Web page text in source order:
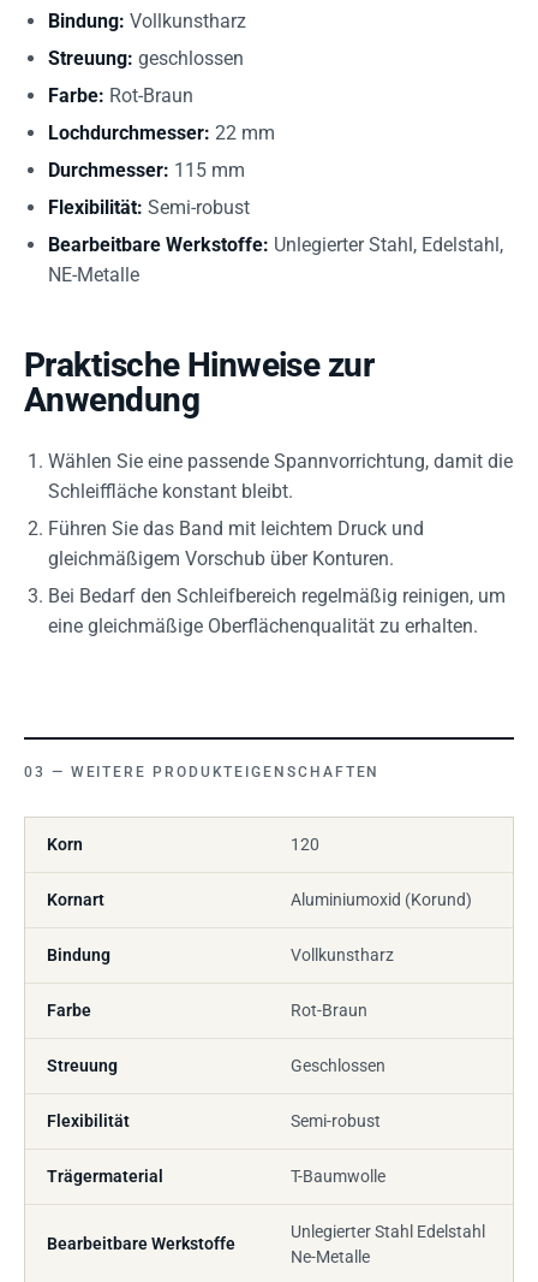
Bindung: Vollkunstharz
Streuung: geschlossen
Farbe: Rot-Braun
Lochdurchmesser: 22 mm
Durchmesser: 115 mm
Flexibilität: Semi-robust
Bearbeitbare Werkstoffe: Unlegierter Stahl, Edelstahl,
NE-Metalle
Praktische Hinweise zur
Anwendung
Wählen Sie eine passende Spannvorrichtung, damit die
Schleiffläche konstant bleibt.
Führen Sie das Band mit leichtem Druck und
gleichmäßigem Vorschub über Konturen.
Bei Bedarf den Schleifbereich regelmäßig reinigen, um
eine gleichmäßige Oberflächenqualität zu erhalten.
WEITERE PRODUKTEIGENSCHAFTEN
Korn 120
Kornart Aluminiumoxid (Korund)
Bindung Vollkunstharz
Farbe Rot-Braun
Streuung Geschlossen
Flexibilität Semi-robust
Trägermaterial T-Baumwolle
Bearbeitbare Werkstoffe
Unlegierter Stahl Edelstahl
Ne-Metalle